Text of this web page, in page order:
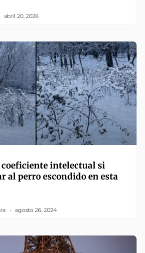
abril 20, 2026
intelectual si
al perro escondido en esta
agosto 26, 2024